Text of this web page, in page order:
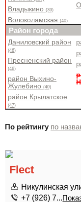
Владыкино(39)
Волоколамская(40)
Район города
Даниловский район
(46)
Пресненский район
(46)
район Выхино-
Жулебино(40)
район Крылатское
(47)
По рейтингу по
Flect
Никулинская
+7 (926) 7...